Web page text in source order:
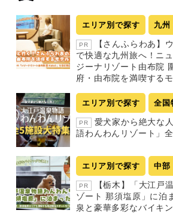
エリア別で探す 九州
PR
【さんふらわあ】
で快適な九州旅へ！ニ
ジーナリゾート由布院
府・由布院を満喫する
エリア別で探す 全国
PR
愛犬家から絶大な
語わんわんリゾート」
エリア別で探す 中部
PR
【栃木】「大江戸
ゾート 那須塩原」に泊
泉と豪華多彩なバイキ